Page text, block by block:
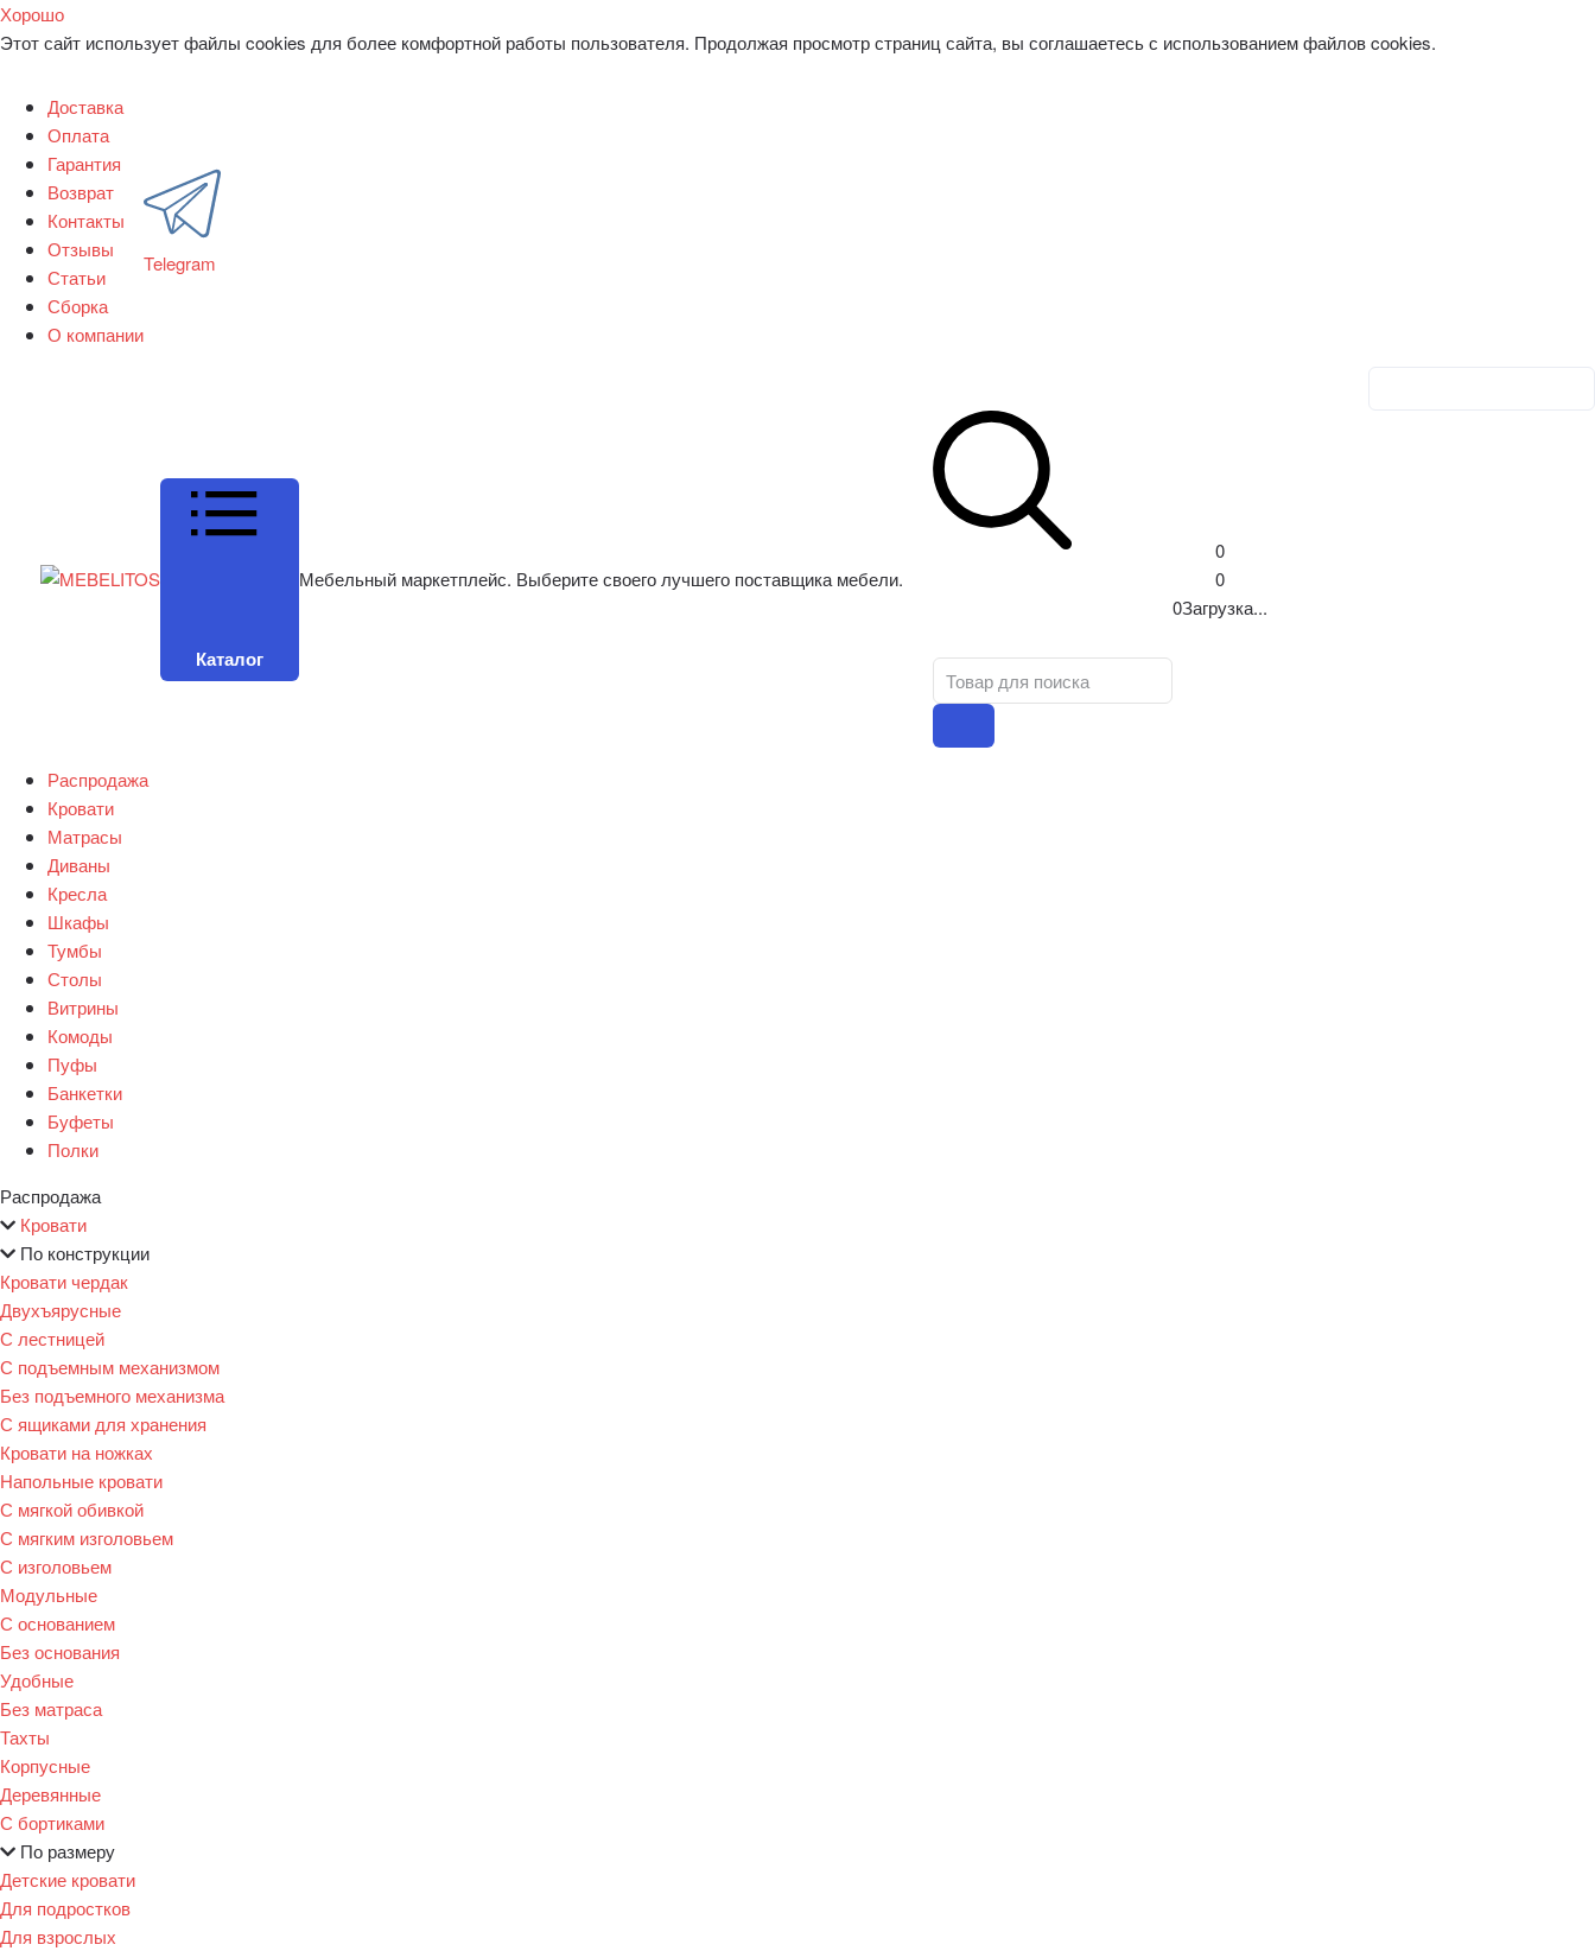
Хорошо
Этот сайт использует файлы cookies для более комфортной работы пользователя. Продолжая просмотр страниц сайта, вы соглашаетесь с использованием файлов cookies.
Доставка
Оплата
Гарантия
Возврат
Контакты
Отзывы
Статьи
Сборка
О компании
Telegram
Каталог
Мебельный маркетплейс. Выберите своего лучшего поставщика мебели.
0
0
0Загрузка...
Распродажа
Кровати
Матрасы
Диваны
Кресла
Шкафы
Тумбы
Столы
Витрины
Комоды
Пуфы
Банкетки
Буфеты
Полки
Распродажа
Кровати
По конструкции
Кровати чердак
Двухъярусные
С лестницей
С подъемным механизмом
Без подъемного механизма
С ящиками для хранения
Кровати на ножках
Напольные кровати
С мягкой обивкой
С мягким изголовьем
С изголовьем
Модульные
С основанием
Без основания
Удобные
Без матраса
Тахты
Корпусные
Деревянные
С бортиками
По размеру
Детские кровати
Для подростков
Для взрослых